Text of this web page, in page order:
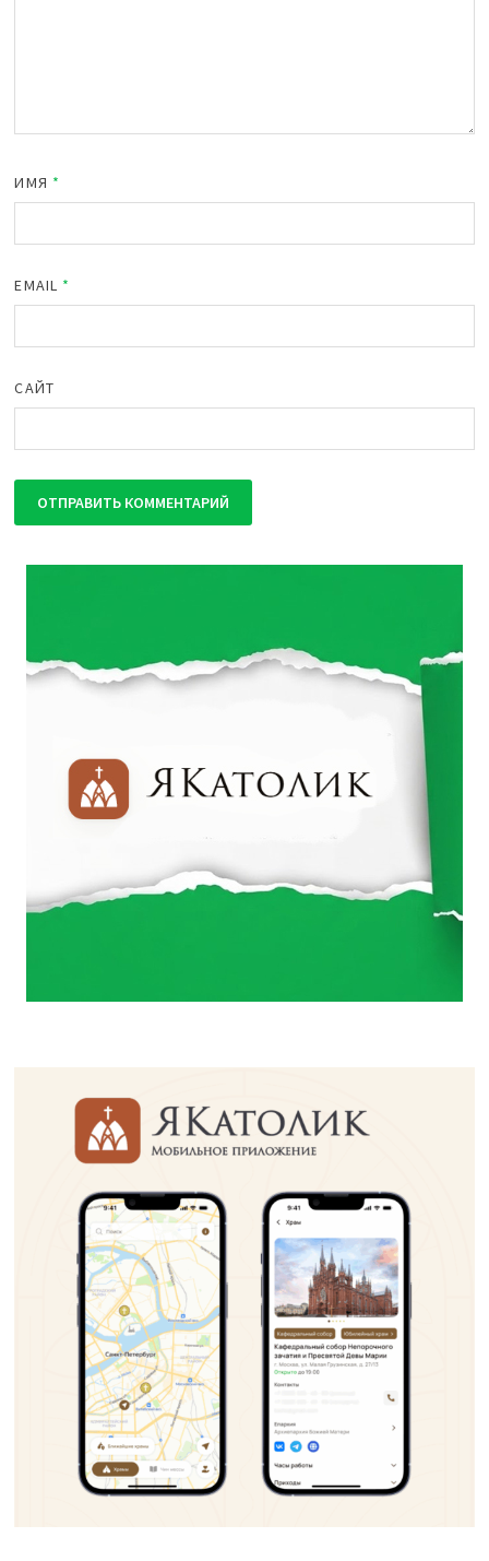
ИМЯ *
EMAIL *
САЙТ